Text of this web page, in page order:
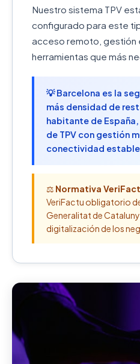
Nuestro sistema TPV
configurado para este
acceso remoto, gestión
herramientas que más
💡 Barcelona es la
más densidad de
habitante de
de TPV con gestión
conectividad
⚖️ Normativa
VeriFactu obligatorio
Generalitat de
digitalización de los